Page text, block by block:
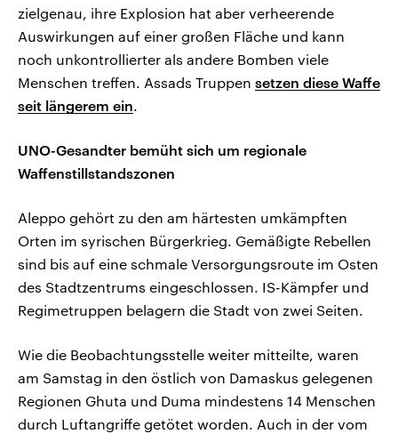
zielgenau, ihre Explosion hat aber verheerende
Auswirkungen auf einer großen Fläche und kann
noch unkontrollierter als andere Bomben viele
Menschen treffen. Assads Truppen setzen diese Waffe
seit längerem ein.
UNO-Gesandter bemüht sich um regionale
Waffenstillstandszonen
Aleppo gehört zu den am härtesten umkämpften
Orten im syrischen Bürgerkrieg. Gemäßigte Rebellen
sind bis auf eine schmale Versorgungsroute im Osten
des Stadtzentrums eingeschlossen. IS-Kämpfer und
Regimetruppen belagern die Stadt von zwei Seiten.
Wie die Beobachtungsstelle weiter mitteilte, waren
am Samstag in den östlich von Damaskus gelegenen
Regionen Ghuta und Duma mindestens 14 Menschen
durch Luftangriffe getötet worden. Auch in der vom